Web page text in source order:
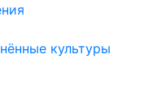
культуры